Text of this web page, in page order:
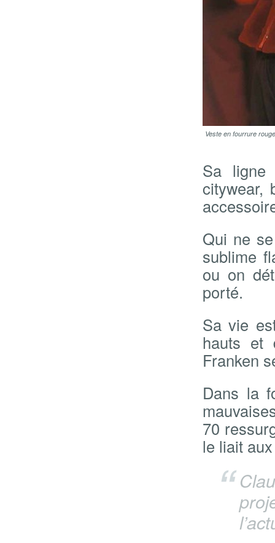
Veste en fourrure
Sa ligne
citywear,
Qui ne
sublime
ou on
porté.
Sa vie
hauts et
Franken
Dans la
70
le liait